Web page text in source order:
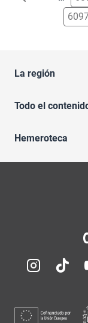
La región
Todo el
Hemeroteca
Redes